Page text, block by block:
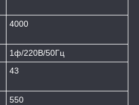
4000
1ф/220В/50Гц
43
550